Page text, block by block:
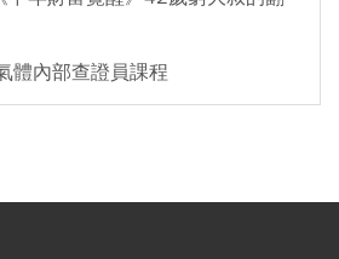
體內部查證員課程